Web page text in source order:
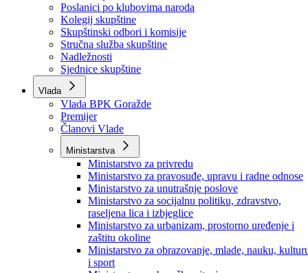
Skupština BPK Goražde
Rukovodstvo
Poslanici po strankama
Poslanici po klubovima naroda
Kolegij skupštine
Skupštinski odbori i komisije
Stručna služba skupštine
Nadležnosti
Sjednice skupštine
Vlada
Vlada BPK Goražde
Premijer
Članovi Vlade
Ministarstva
Ministarstvo za privredu
Ministarstvo za pravosuđe, upravu i radne odnose
Ministarstvo za unutrašnje poslove
Ministarstvo za socijalnu politiku, zdravstvo,
raseljena lica i izbjeglice
Ministarstvo za urbanizam, prostorno uređenje i